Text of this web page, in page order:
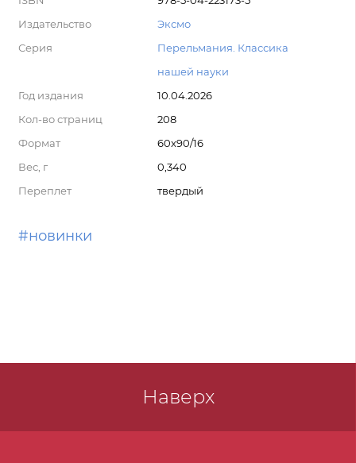
Издательство
Эксмо
Серия
Перельмания. Классика
нашей науки
Год издания
10.04.2026
Кол-во страниц
208
Формат
60x90/16
Вес, г
0,340
Переплет
твердый
#новинки
Наверх